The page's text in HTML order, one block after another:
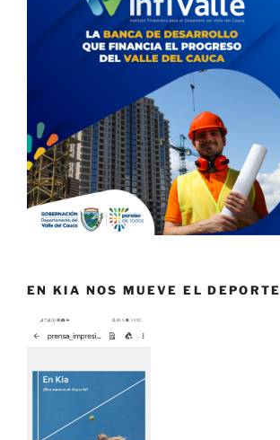
EN KIA NOS MUEVE EL DEPORTE